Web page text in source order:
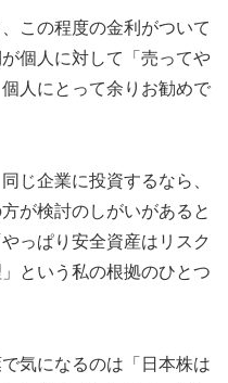
この程度の金利がついて
個人に対して「売ってや
人にとって余りお勧めで
じ企業に投資するなら、
が検討のしがいがあると
っぱり安全資産はリスク
という私の根拠のひとつ
気になるのは「日本株は